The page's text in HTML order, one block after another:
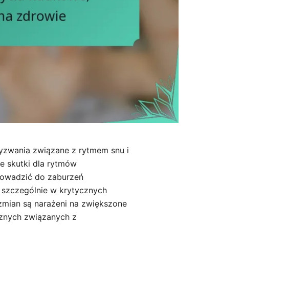
związane z rytmem snu i
skutki dla rytmów
do zaburzeń
w krytycznych
są narażeni na zwiększone
związanych z